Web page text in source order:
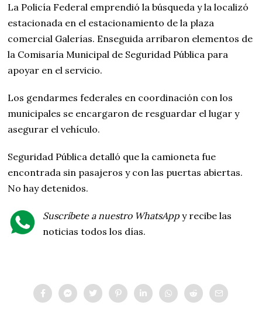
La Policía Federal emprendió la búsqueda y la localizó
estacionada en el estacionamiento de la plaza
comercial Galerías. Enseguida arribaron elementos de
la Comisaría Municipal de Seguridad Pública para
apoyar en el servicio.
Los gendarmes federales en coordinación con los
municipales se encargaron de resguardar el lugar y
asegurar el vehículo.
Seguridad Pública detalló que la camioneta fue
encontrada sin pasajeros y con las puertas abiertas.
No hay detenidos.
Suscríbete a nuestro WhatsApp y recibe las
noticias todos los días.